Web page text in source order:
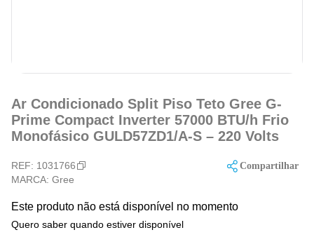
Ar Condicionado Split Piso Teto Gree G-
Prime Compact Inverter 57000 BTU/h Frio
Monofásico GULD57ZD1/A-S – 220 Volts
REF: 1031766
MARCA: Gree
Compartilhar
Este produto não está disponível no momento
Quero saber quando estiver disponível